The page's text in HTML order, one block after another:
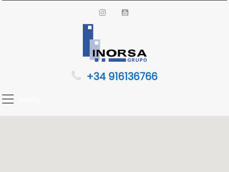
+34 916136766